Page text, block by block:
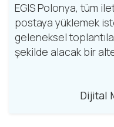
EGIS Polonya, tüm
postaya yüklemek
geleneksel
şekilde alacak bir
Dijital